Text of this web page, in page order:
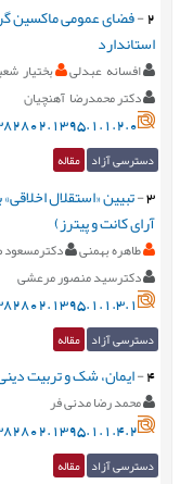
2
-فضای عمومی ماکسین
استاندارد
افسانه عبدلی بختیار
دکتر محمدرضا آهنچیان
دسترسی آزاد مقاله
3
-تبیین «استقلال
آرای کانت و پیترز)
طاهره بهمنی دکترمسعود
دکترسید منصور مرعشی
دسترسی آزاد مقاله
4
-ایمان، شک و تربیت دینی
محمد رضا مدنی فر
دسترسی آزاد مقاله